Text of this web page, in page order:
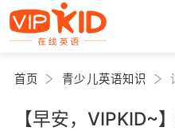
首页 青少儿英语知识
【早安，VIPKID~